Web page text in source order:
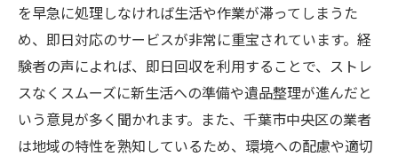
を早急に処理しなければ生活や作業が滞ってしまうた
め、即日対応のサービスが非常に重宝されています。経
験者の声によれば、即日回収を利用することで、ストレ
スなくスムーズに新生活への準備や遺品整理が進んだと
いう意見が多く聞かれます。また、千葉市中央区の業者
は地域の特性を熟知しているため、環境への配慮や適切